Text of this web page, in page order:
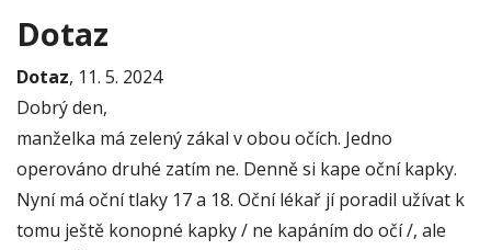
Dotaz
Dotaz, 11. 5. 2024
Dobrý den,
manželka má zelený zákal v obou očích. Jedno
operováno druhé zatím ne. Denně si kape oční kapky.
Nyní má oční tlaky 17 a 18. Oční lékař jí poradil užívat k
tomu ještě konopné kapky / ne kapáním do očí /, ale